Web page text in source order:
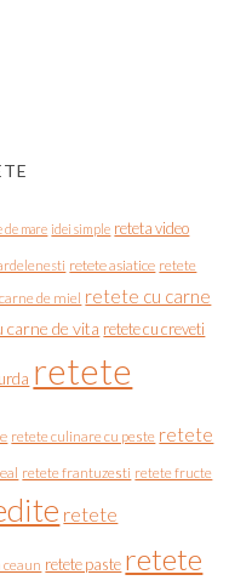
mare idei simple reteta video
retete asiatice retete
de miel retete cu carne
carne de vita retete cu creveti
retete
retete culinare cu peste retete
retete frantuzesti retete fructe
retete
ceaun retete paste retete